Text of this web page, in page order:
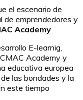
el escenario de
de emprendedores y
Academy
E-learnig,
Academy y
educativa europea
las bondades y la
este tiempo